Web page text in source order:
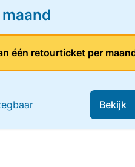
één retourticket per
Bekijk